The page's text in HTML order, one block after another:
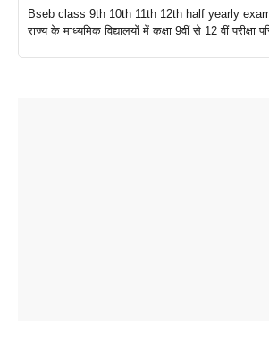
Bseb class 9th 10th 11th 12th half yearly
राज्य के माध्यमिक विद्यालयों में कक्षा 9वीं से 12 वीं परीक्षा